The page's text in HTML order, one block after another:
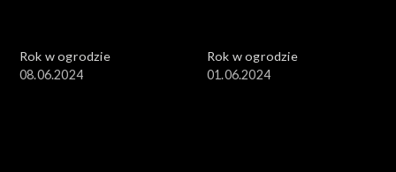
Rok w ogrodzie
08.06.2024
Rok w ogrodzie
01.06.2024